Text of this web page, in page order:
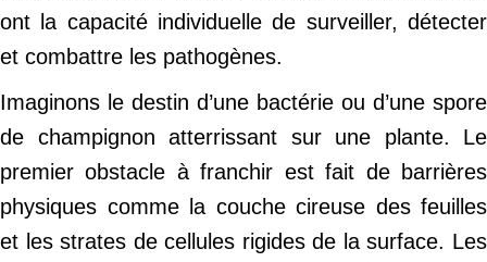
ont la capacité individuelle de surveiller, détecter
et combattre les pathogènes.
Imaginons le destin d’une bactérie ou d’une spore
de champignon atterrissant sur une plante. Le
premier obstacle à franchir est fait de barrières
physiques comme la couche cireuse des feuilles
et les strates de cellules rigides de la surface. Les